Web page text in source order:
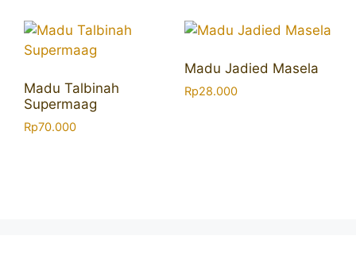
Madu Talbinah
Supermaag
Rp70.000
Madu Jadied Masela
Rp28.000